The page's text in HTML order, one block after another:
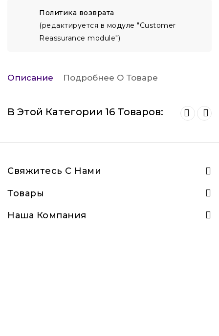
Политика возврата
(редактируется в модуле "Customer
Reassurance module")
Описание Подробнее О Товаре
В Этой Категории 16 Товаров:
Свяжитесь С Нами
Товары
Наша Компания